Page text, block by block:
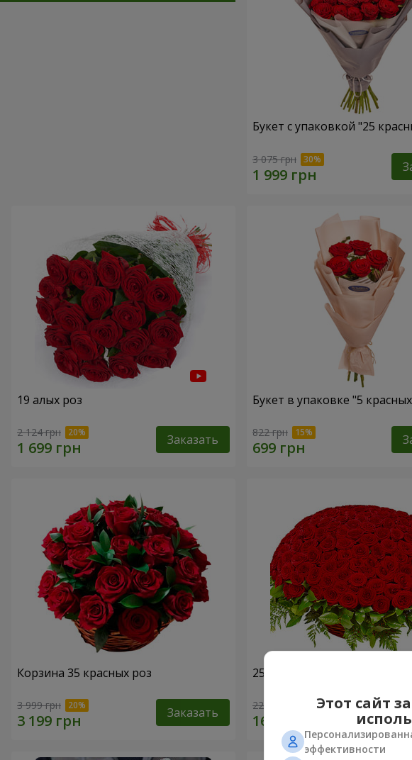
Букет с упаковкой "25
3 075 грн
19 алых роз
2 124 грн Заказать
Букет в упаковке "5
822 грн
Корзина 35 красных роз
3 999 грн Заказать
251 красная роза
22 999 грн
Этот сайт
эффективности